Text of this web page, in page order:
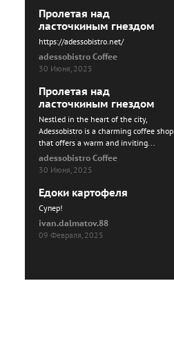
Пролетая над
ласточкиным гнездом
https://adessobistro.net/
adessobistro Coffee
30 Июня, 2025
Пролетая над
ласточкиным гнездом
Nestled in the heart of the city,
Adessobistro is a charming coffee shop
that offers a warm and inviting...
adessobistro Coffee
30 Июня, 2025
Едоки картофеля
Cупер!
ivan.dalmatov.88
09 Февраля, 2025